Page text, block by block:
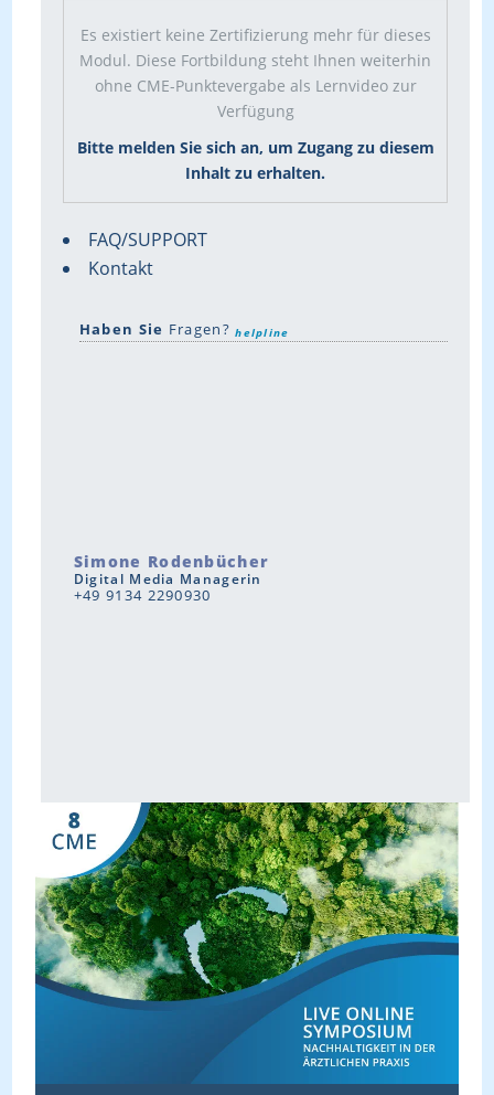
Es existiert keine Zertifizierung mehr für dieses
Modul. Diese Fortbildung steht Ihnen weiterhin
ohne CME-Punktevergabe als Lernvideo zur
Verfügung
Bitte melden Sie sich an, um Zugang zu diesem
Inhalt zu erhalten.
FAQ/SUPPORT
Kontakt
Haben Sie Fragen?helpline
Simone Rodenbücher
Digital Media Managerin
+49 9134 2290930